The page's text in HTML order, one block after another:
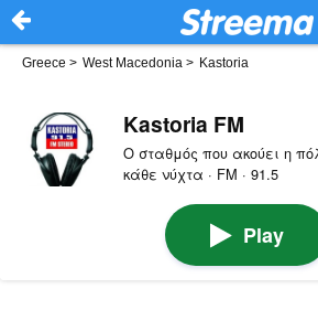
Greece > West Macedonia > Kastoria
Kastoria FM
Ο σταθμός που ακούει η
κάθε νύχτα · FM · 91.5
Play